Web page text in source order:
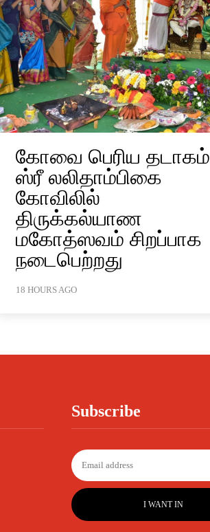
கோவை பெரிய தடாகம்
ஸ்ரீ லலிதாம்பிகை
கோவிலில்
திருக்கல்யாண
மகோத்ஸவம் சிறப்பாக
நடைபெற்றது
18 HOURS AGO
Subscribe
I WANT IN